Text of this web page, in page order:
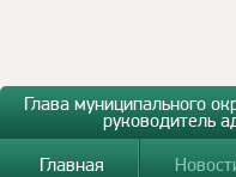
Глава муниципального
руководитель
Главная